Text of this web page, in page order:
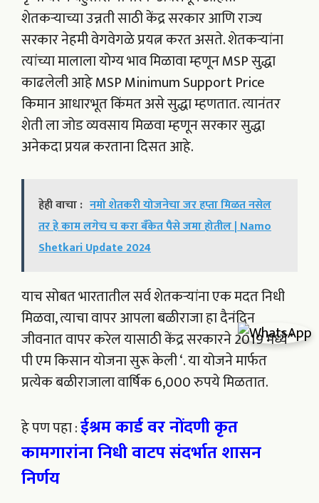
शेतकऱ्याच्या उन्नती साठी केंद्र सरकार आणि राज्य
सरकार नेहमी वेगवेगळे प्रयत्न करत असते. शेतकऱ्यांना
त्यांच्या मालाला योग्य भाव मिळावा म्हणून MSP सुद्धा
काढलेली आहे MSP Minimum Support Price
किमान आधारभूत किंमत असे सुद्धा म्हणतात. त्यानंतर
शेती ला जोड व्यवसाय मिळवा म्हणून सरकार सुद्धा
अनेकदा प्रयत्न करताना दिसत आहे.
हेही वाचा : नमो शेतकरी योजनेचा जर हप्ता मिळत नसेल
तर हे काम लगेच च करा बँकेत पैसे जमा होतील | Namo
Shetkari Update 2024
याच सोबत भारतातील सर्व शेतकऱ्यांना एक मदत निधी
मिळवा, त्याचा वापर आपला बळीराजा हा दैनंदिन
जीवनात वापर करेल यासाठी केंद्र सरकारने 2019 मध्ये ‘
पी एम किसान योजना सुरू केली ‘. या योजने मार्फत
प्रत्येक बळीराजाला वार्षिक 6,000 रुपये मिळतात.
हे पण पहा :ईश्रम कार्ड वर नोंदणी कृत
कामगारांना निधी वाटप संदर्भात शासन
निर्णय